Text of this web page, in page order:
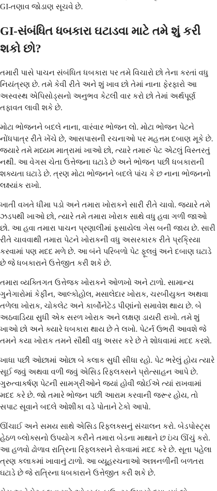
GI-તણાવ જોડાણ સૂચવે છે.
GI-સંબંધિત ધબકારા ઘટાડવા માટે તમે શું કરી
શકો છો?
તમારી પાસે પાચન સંબંધિત ધબકારા પર તમે વિચારો છો તેના કરતાં વધુ
નિયંત્રણ છે. તમે કેવી રીતે અને શું ખાવ છો તેમાં નાના ફેરફારો આ
અસ્વસ્થ એપિસોડ્સનો અનુભવ કેટલી વાર કરો છો તેમાં અર્થપૂર્ણ
તફાવત લાવી શકે છે.
મોટા ભોજનને બદલે નાના, વારંવાર ભોજન લો. મોટા ભોજન પેટને
નોંધપાત્ર રીતે ખેંચે છે, આસપાસની રચનાઓ પર મહત્તમ દબાણ મૂકે છે.
જ્યારે તમે મધ્યમ માત્રામાં ખાઓ છો, ત્યારે તમારું પેટ એટલું વિસ્તરતું
નથી. આ વેગસ ચેતા ઉત્તેજના ઘટાડે છે અને ભોજન પછી ધબકારાની
શક્યતા ઘટાડે છે. ત્રણ મોટા ભોજનને બદલે પાંચ કે છ નાના ભોજનનો
લક્ષ્યાંક રાખો.
ખાતી વખતે ધીમા પડો અને તમારા ખોરાકને સારી રીતે ચાવો. જ્યારે તમે
ઝડપથી ખાઓ છો, ત્યારે તમે તમારા ખોરાક સાથે વધુ હવા ગળી જાઓ
છો. આ હવા તમારા પાચન પ્રણાલીમાં ફસાયેલા ગેસ બની જાય છે. સારી
રીતે ચાવવાથી તમારા પેટને ખોરાકની વધુ અસરકારક રીતે પ્રક્રિયા
કરવામાં પણ મદદ મળે છે. આ બંને પરિબળો પેટ ફૂલવું અને દબાણ ઘટાડે
છે જે ધબકારાને ઉત્તેજીત કરી શકે છે.
તમારા વ્યક્તિગત ઉત્તેજક ખોરાકને ઓળખો અને ટાળો. સામાન્ય
ગુનેગારોમાં કેફીન, આલ્કોહોલ, મસાલેદાર ખોરાક, ચરબીયુક્ત અથવા
તળેલા ખોરાક, ચોકલેટ અને કાર્બોનેટેડ પીણાંનો સમાવેશ થાય છે. બે
અઠવાડિયા સુધી એક સરળ ખોરાક અને લક્ષણ ડાયરી રાખો. તમે શું
ખાઓ છો અને ક્યારે ધબકારા થાય છે તે લખો. પેટર્ન ઉભરી આવશે જે
તમને કયા ખોરાક તમને સૌથી વધુ અસર કરે છે તે શોધવામાં મદદ કરશે.
ખાધા પછી ઓછામાં ઓછા બે કલાક સુધી સીધા રહો. પેટ ભરેલું હોય ત્યારે
સૂઈ જવું અથવા વળી જવું એસિડ રિફ્લક્સને પ્રોત્સાહન આપે છે.
ગુરુત્વાકર્ષણ પેટની સામગ્રીઓને જ્યાં હોવી જોઈએ ત્યાં રાખવામાં
મદદ કરે છે. જો તમારે ભોજન પછી આરામ કરવાની જરૂર હોય, તો
સપાટ સૂવાને બદલે ઓશીકા વડે પોતાને ટેકો આપો.
ઊંચાઈ અને સમય સાથે એસિડ રિફ્લક્સનું સંચાલન કરો. બેડપોસ્ટ્સ
હેઠળ બ્લોક્સનો ઉપયોગ કરીને તમારા બેડના માથાને છ ઇંચ ઊંચું કરો.
આ હળવો ઢોળાવ રાત્રિના રિફ્લક્સને રોકવામાં મદદ કરે છે. સૂતા પહેલા
ત્રણ કલાકમાં ખાવાનું ટાળો. આ વ્યૂહરચનાઓ અન્નનળીની બળતરા
ઘટાડે છે જે રાત્રિના ધબકારાને ઉત્તેજીત કરી શકે છે.